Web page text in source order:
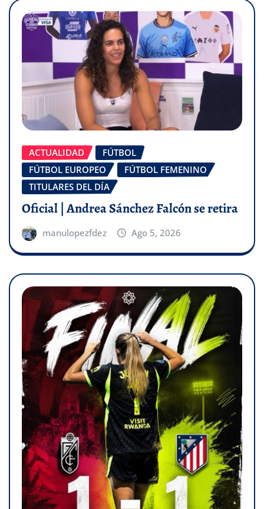
ACTUALIDAD
FÚTBOL
FÚTBOL EUROPEO
FÚTBOL FEMENINO
TITULARES DEL DÍA
Oficial | Andrea Sánchez Falcón se retira
manulopezfdez Ago 5, 2026